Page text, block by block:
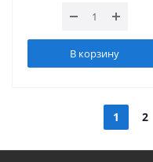
В корзину
1 2